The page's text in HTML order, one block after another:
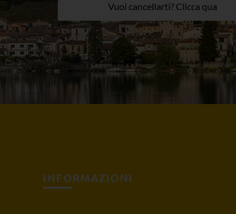
Vuoi cancellarti? Clicca qua
INFORMAZIONI